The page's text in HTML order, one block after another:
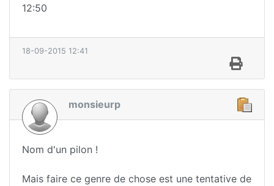
12:50
18-09-2015 12:41
monsieurp
Nom d'un pilon !
Mais faire ce genre de chose est une tentative de